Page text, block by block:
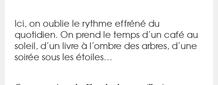
Ici, on oublie le rythme effréné du
quotidien. On prend le temps d’un café au
soleil, d’un livre à l’ombre des arbres, d’une
soirée sous les étoiles…